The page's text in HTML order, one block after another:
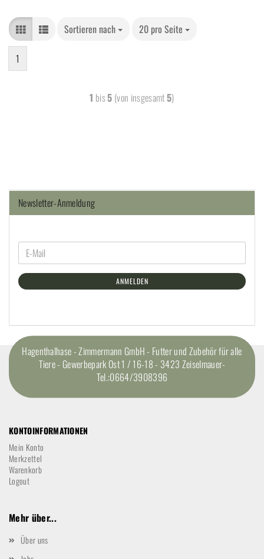
Sortieren nach 20 pro Seite
1
1 bis5 (von insgesamt5)
Newsletter-Anmeldung
ANMELDEN
Hagenthalhase - Zimmermann GmbH - Futter und Zubehör für alle
Tiere - Gewerbepark Ost 1 / 16-18 - 3423 Zeiselmauer-
Tel.:0664/3908396
KONTOINFORMATIONEN
Mein Konto
Merkzettel
Warenkorb
Logout
Mehr über...
Über uns